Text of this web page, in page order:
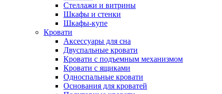
Стеллажи и витрины
Шкафы и стенки
Шкафы-купе
Кровати
Аксессуары для сна
Двуспальные кровати
Кровати с подъемным механизмом
Кровати с ящиками
Односпальные кровати
Основания для кроватей